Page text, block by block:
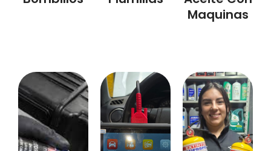
Maquinas